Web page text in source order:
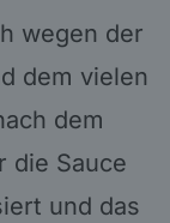
wegen der
dem vielen
dem
die Sauce
und das